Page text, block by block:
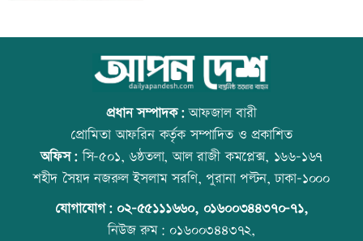
নিরাপত্তা পেলে দেশে ফিরতে চান সাকিব
সাকিবের দেশে ফেরার সুযোগ নেই: ক্রীড়া
প্রতিমন্ত্রী
কোরআন-হাদিসে নামাজ না পড়ার শাস্তি
উত্থান-পতনের বাজারে আজ স্বর্ণের ভরি কত
প্রধান সম্পাদক:আফজাল বারী
প্রোমিতা আফরিন কর্তৃক সম্পাদিত ও প্রকাশিত
অফিস:সি-৫০১, ৬ষ্ঠতলা, আল রাজী কমপ্লেক্স, ১৬৬-১৬৭
শহীদ সৈয়দ নজরুল ইসলাম সরণি, পুরানা পল্টন, ঢাকা-১০০০
যোগাযোগ: ০২-৫৫১১১৬৬০, ০১৬০০৩৪৪৩৭০-৭১,
নিউজ রুম:০১৬০০৩৪৪৩৭২,